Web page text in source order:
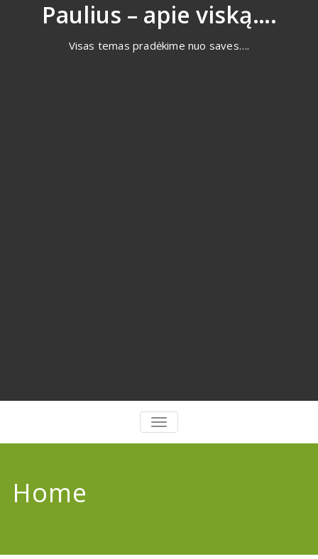
Paulius – apie viską….
Visas temas pradėkime nuo saves….
PERJUNGTI
NAVIGACIJĄ
Home